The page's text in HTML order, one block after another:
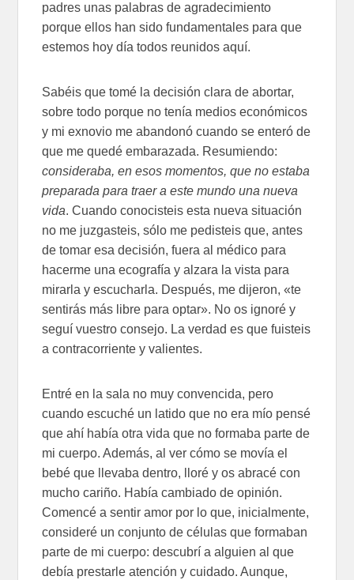
padres unas palabras de agradecimiento
porque ellos han sido fundamentales para que
estemos hoy día todos reunidos aquí.
Sabéis que tomé la decisión clara de abortar,
sobre todo porque no tenía medios económicos
y mi exnovio me abandonó cuando se enteró de
que me quedé embarazada. Resumiendo:
consideraba, en esos momentos, que no estaba
preparada para traer a este mundo una nueva
vida. Cuando conocisteis esta nueva situación
no me juzgasteis, sólo me pedisteis que, antes
de tomar esa decisión, fuera al médico para
hacerme una ecografía y alzara la vista para
mirarla y escucharla. Después, me dijeron, «te
sentirás más libre para optar». No os ignoré y
seguí vuestro consejo. La verdad es que fuisteis
a contracorriente y valientes.
Entré en la sala no muy convencida, pero
cuando escuché un latido que no era mío pensé
que ahí había otra vida que no formaba parte de
mi cuerpo. Además, al ver cómo se movía el
bebé que llevaba dentro, lloré y os abracé con
mucho cariño. Había cambiado de opinión.
Comencé a sentir amor por lo que, inicialmente,
consideré un conjunto de células que formaban
parte de mi cuerpo: descubrí a alguien al que
debía prestarle atención y cuidado. Aunque,